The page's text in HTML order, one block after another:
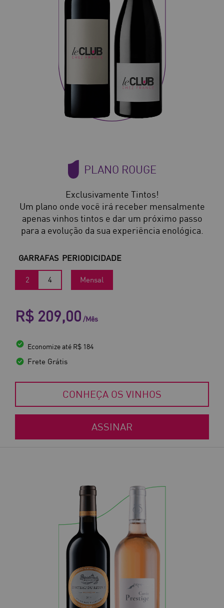
PLANO ROUGE
Exclusivamente Tintos!
Um plano onde você irá receber mensalmente
apenas vinhos tintos e dar um próximo passo
para a evolução da sua experiência enológica.
GARRAFAS
2 4
PERIODICIDADE
Mensal
R$ 209,00 /Mês
Economize até R$ 184
Frete Grátis
CONHEÇA OS VINHOS
ASSINAR